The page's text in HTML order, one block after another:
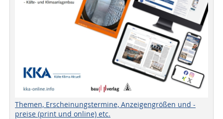
Themen, Erscheinungstermine, Anzeigengrößen und -
preise (print und online) etc.